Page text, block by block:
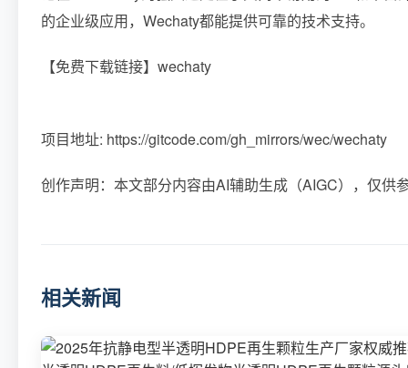
的企业级应用，Wechaty都能提供可靠的技术支持。
【免费下载链接】wechaty
项目地址: https://gitcode.com/gh_mirrors/wec/wechaty
创作声明：本文部分内容由AI辅助生成（AIGC），仅供
相关新闻